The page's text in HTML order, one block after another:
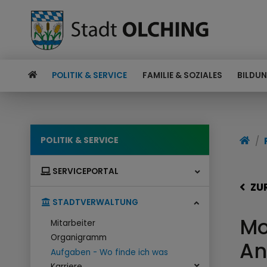
POLITIK & SERVICE FAMILIE & SOZIALES
POLITIK & SERVICE
SERVICEPORTAL
STADTVERWALTUNG
Mitarbeiter
Organigramm
Aufgaben - Wo finde ich was